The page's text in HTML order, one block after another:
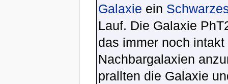
Galaxie ein
Lauf. Die Galaxie
das immer noch
Nachbargalaxien
prallten die Galaxie